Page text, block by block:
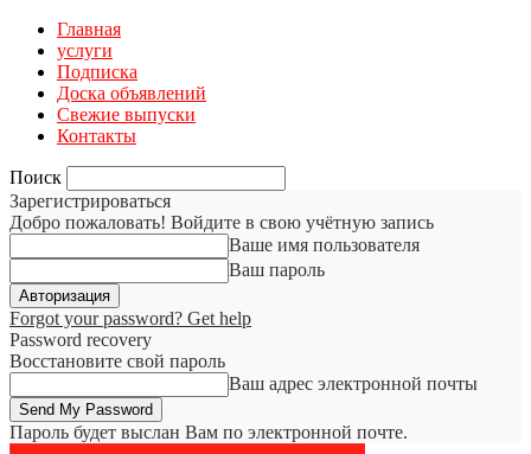
Главная
услуги
Подписка
Доска объявлений
Свежие выпуски
Контакты
Поиск
Зарегистрироваться
Добро пожаловать! Войдите в свою учётную запись
Ваше имя пользователя
Ваш пароль
Forgot your password? Get help
Password recovery
Восстановите свой пароль
Ваш адрес электронной почты
Пароль будет выслан Вам по электронной почте.